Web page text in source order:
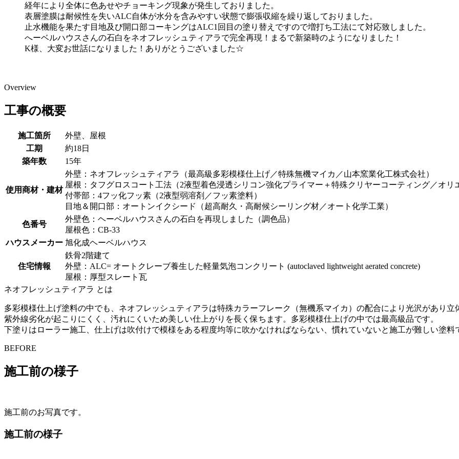
経年により全体に色あせやチョーキング現象が発生しておりました。
表層塗膜は耐候性を失いALC自体が水分を含みやすい状態で膨張収縮を繰り返しておりました。
止水機能を果たす目地及び開口部コーキングはALC1回目の塗り替えですので増打ち工法にて対応致しました。
へーベルハウスさんの石白をネオフレッシュティアラで完全再現！まるで新築時のようになりました！
K様、大変お世話になりました！ありがとうございました☆
Overview
工事の概要
施工箇所
外壁、屋根
工期
約18日
築年数
15年
使用商材・建材
外壁：ネオフレッシュティアラ（最高級多彩模様仕上げ／特殊無機マイカ／山本窯業化工株式会社）
屋根：タフグロスコート工法（2液型着色浸透シリコン強化プライマー＋特殊クリヤーコーティング／オリ
付帯部：4フッ化フッ素（2液型弱溶剤／フッ素塗料）
目地＆開口部：オートンイクシード（超高耐久・高耐候シーリング材／オート化学工業）
色番号
外壁色：ヘーベルハウスさんの石白を再現しました（調色品）
屋根色：CB-33
ハウスメーカー 旭化成ヘーベルハウス
住宅情報
鉄骨2階建て
外壁：ALC= オートクレーブ養生した軽量気泡コンクリート (autoclaved lightweight aerated concrete)
屋根：厚型スレート瓦
ネオフレッシュティアラ とは
多彩模様仕上げ塗料の中でも、ネオフレッシュティアラは特殊カラーフレーク（無機系マイカ）の配合により光沢があり立
紫外線劣化が起こりにくく、汚れにくいため美しい仕上がりを長く保ちます。多彩模様仕上げの中では最高級品です。
下塗りはローラー施工、仕上げは吹付けで模様をある程度均等に吹かなければならない、慣れていないと施工が難しい塗料
BEFORE
施工前の様子
施工前のお写真です。
施工前の様子